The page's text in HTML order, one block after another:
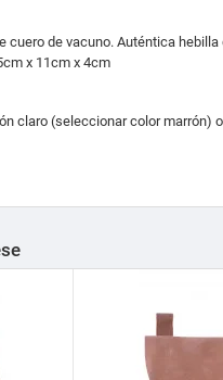
cuero de vacuno. Auténtica hebilla
x 11cm x 4cm
claro (seleccionar color marrón)